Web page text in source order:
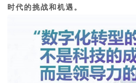
时代的挑战和机遇。